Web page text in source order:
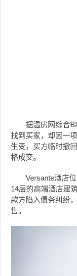
据温房网综合
找到买家，却因一
生变，买方临时撤
格成交。
Versante酒店
14层的高端酒店建筑
款方陷入债务纠纷
售。